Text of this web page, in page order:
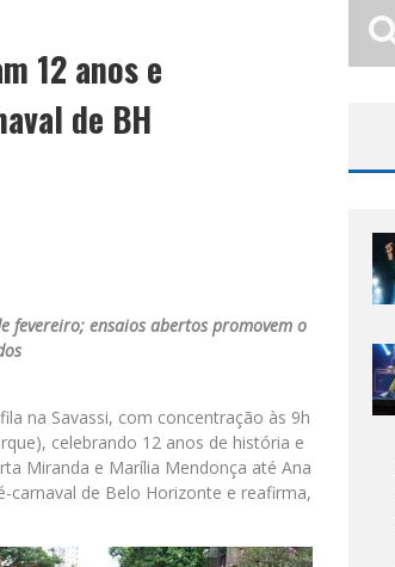
12 anos e
de BH
ensaios abertos promovem o
na Savassi, com concentração às 9h
celebrando 12 anos de história e
Miranda e Marília Mendonça até Ana
carnaval de Belo Horizonte e reafirma,